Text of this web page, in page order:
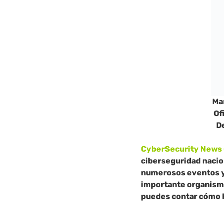
CyberSecurity News
ciberseguridad
numerosos eventos
importante
puedes contar cómo